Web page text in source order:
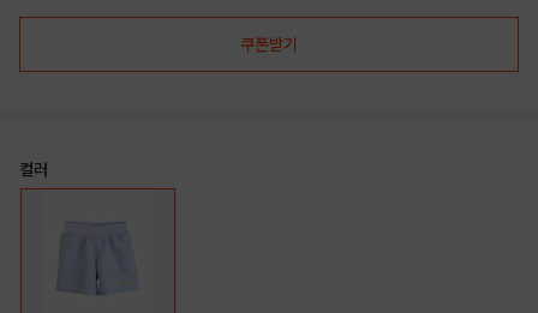
쿠폰받기
컬러